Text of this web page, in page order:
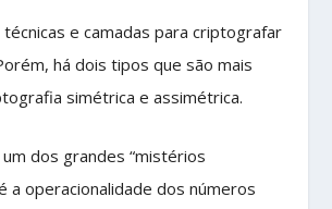
e camadas para criptografar
há dois tipos que são mais
simétrica e assimétrica.
dos grandes “mistérios
a operacionalidade dos números